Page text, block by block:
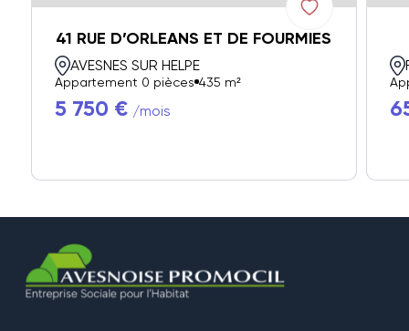
41 RUE D’ORLEANS ET DE FOURMIES
AVESNES SUR HELPE
Appartement 0 pièces 435 m²
5 750 € /mois